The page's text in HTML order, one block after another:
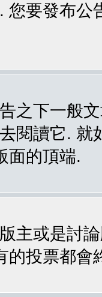
您要發布
之下一般
閱讀它.
面的頂端.
主或是討
的投票都